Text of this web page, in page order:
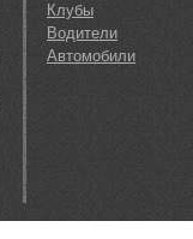
Клубы
Водители
Автомобили